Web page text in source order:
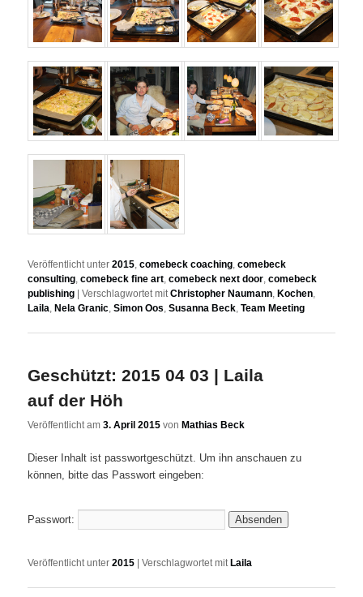
Veröffentlicht unter 2015 ,comebeck coaching ,comebeck
consulting ,comebeck fine art ,comebeck next door ,comebeck
publishing |Verschlagwortet mit Christopher Naumann ,Kochen
Laila ,Nela Granic ,Simon Oos ,Susanna Beck ,Team Meeting
Geschützt: 2015 04 03 | Laila
auf der Höh
Veröffentlicht am3. April 2015 von Mathias Beck
Dieser Inhalt ist passwortgeschützt. Um ihn anschauen zu
können, bitte das Passwort eingeben:
Passwort:
Veröffentlicht unter 2015 |Verschlagwortet mit Laila